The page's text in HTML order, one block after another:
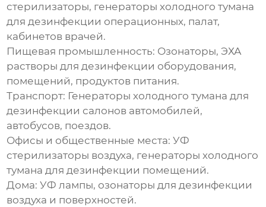
стерилизаторы, генераторы холодного тумана
для дезинфекции операционных, палат,
кабинетов врачей.
Пищевая промышленность: Озонаторы, ЭХА
растворы для дезинфекции оборудования,
помещений, продуктов питания.
Транспорт: Генераторы холодного тумана для
дезинфекции салонов автомобилей,
автобусов, поездов.
Офисы и общественные места: УФ
стерилизаторы воздуха, генераторы холодного
тумана для дезинфекции помещений.
Дома: УФ лампы, озонаторы для дезинфекции
воздуха и поверхностей.